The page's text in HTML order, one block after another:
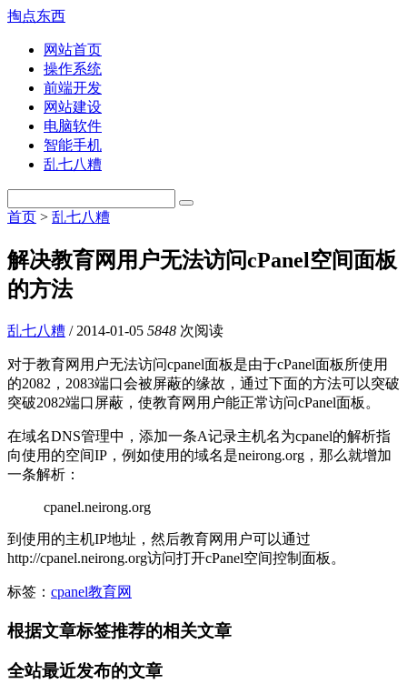
掏点东西
网站首页
操作系统
前端开发
网站建设
电脑软件
智能手机
乱七八糟
首页 > 乱七八糟
解决教育网用户无法访问cPanel空间面板
的方法
乱七八糟 / 2014-01-05 5848 次阅读
对于教育网用户无法访问cpanel面板是由于cPanel面板所使用
的2082，2083端口会被屏蔽的缘故，通过下面的方法可以突破
突破2082端口屏蔽，使教育网用户能正常访问cPanel面板。
在域名DNS管理中，添加一条A记录主机名为cpanel的解析指
向使用的空间IP，例如使用的域名是neirong.org，那么就增加
一条解析：
cpanel.neirong.org
到使用的主机IP地址，然后教育网用户可以通过
http://cpanel.neirong.org访问打开cPanel空间控制面板。
标签： cpanel教育网
根据文章标签推荐的相关文章
全站最近发布的文章